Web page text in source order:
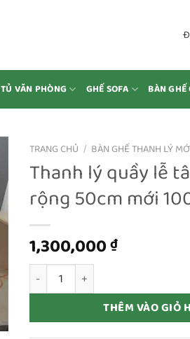
TỦ VĂN PHÒNG GHẾ SOFA BÀN GHẾ
TRANG CHỦ / BÀN GHẾ THANH LÝ
Thanh lý quầy lễ
rộng 50cm mới
1,300,000₫
Thanh lý quầy lễ tân dài 1,4m
THÊM VÀO GIỎ